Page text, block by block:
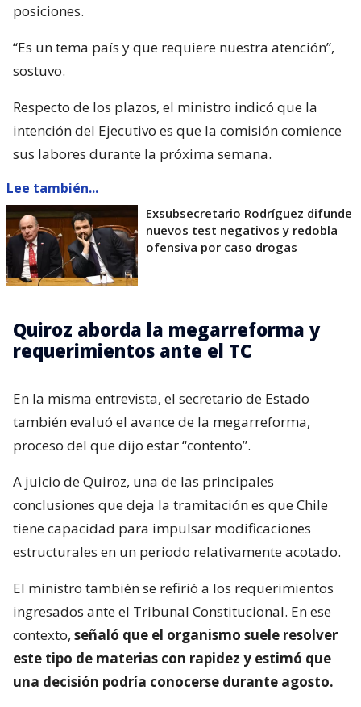
posiciones.
“Es un tema país y que requiere nuestra atención”,
sostuvo.
Respecto de los plazos, el ministro indicó que la
intención del Ejecutivo es que la comisión comience
sus labores durante la próxima semana.
Lee también...
Exsubsecretario Rodríguez difunde
nuevos test negativos y redobla
ofensiva por caso drogas
Quiroz aborda la megarreforma y
requerimientos ante el TC
En la misma entrevista, el secretario de Estado
también evaluó el avance de la megarreforma,
proceso del que dijo estar “contento”.
A juicio de Quiroz, una de las principales
conclusiones que deja la tramitación es que Chile
tiene capacidad para impulsar modificaciones
estructurales en un periodo relativamente acotado.
El ministro también se refirió a los requerimientos
ingresados ante el Tribunal Constitucional. En ese
contexto, señaló que el organismo suele resolver
este tipo de materias con rapidez y estimó que
una decisión podría conocerse durante agosto.